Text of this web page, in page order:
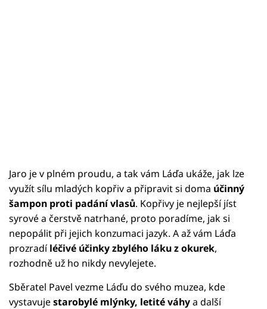
Jaro je v plném proudu, a tak vám Láďa ukáže, jak lze
využít sílu mladých kopřiv a připravit si doma účinný
šampon proti padání vlasů. Kopřivy je nejlepší jíst
syrové a čerstvě natrhané, proto poradíme, jak si
nepopálit při jejich konzumaci jazyk. A až vám Láďa
prozradíléčivé účinky zbylého láku z okurek,
rozhodně už ho nikdy nevylejete.
Sběratel Pavel vezme Láďu do svého muzea, kde
vystavujestarobylé mlýnky, letité váhya další